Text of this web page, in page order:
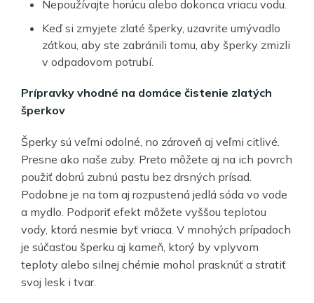
Nepoužívajte horúcu alebo dokonca vriacu vodu.
Keď si zmyjete zlaté šperky, uzavrite umývadlo
zátkou, aby ste zabránili tomu, aby šperky zmizli
v odpadovom potrubí.
Prípravky vhodné na domáce čistenie zlatých
šperkov
Šperky sú veľmi odolné, no zároveň aj veľmi citlivé.
Presne ako naše zuby. Preto môžete aj na ich povrch
použiť dobrú zubnú pastu bez drsných prísad.
Podobne je na tom aj rozpustená jedlá sóda vo vode
a mydlo. Podporiť efekt môžete vyššou teplotou
vody, ktorá nesmie byť vriaca. V mnohých prípadoch
je súčasťou šperku aj kameň, ktorý by vplyvom
teploty alebo silnej chémie mohol prasknúť a stratiť
svoj lesk i tvar.